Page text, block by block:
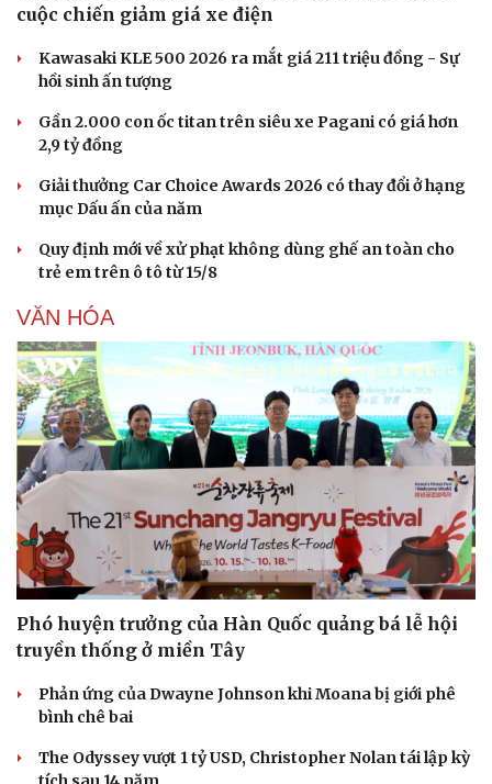
cuộc chiến giảm giá xe điện
Kawasaki KLE 500 2026 ra mắt giá 211 triệu đồng - Sự
hồi sinh ấn tượng
Gần 2.000 con ốc titan trên siêu xe Pagani có giá hơn
2,9 tỷ đồng
Giải thưởng Car Choice Awards 2026 có thay đổi ở hạng
mục Dấu ấn của năm
Quy định mới về xử phạt không dùng ghế an toàn cho
trẻ em trên ô tô từ 15/8
VĂN HÓA
Phó huyện trưởng của Hàn Quốc quảng bá lễ hội
truyền thống ở miền Tây
Phản ứng của Dwayne Johnson khi Moana bị giới phê
bình chê bai
The Odyssey vượt 1 tỷ USD, Christopher Nolan tái lập kỳ